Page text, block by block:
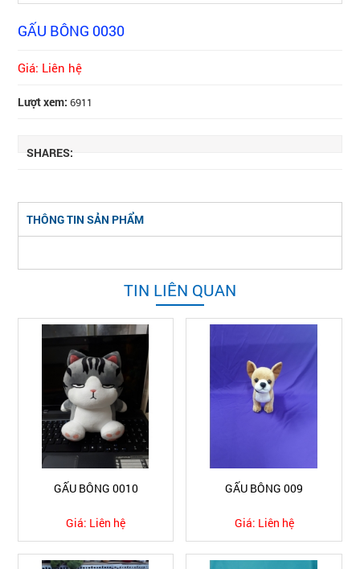
GẤU BÔNG 0030
Giá: Liên hệ
Lượt xem: 6911
SHARES:
THÔNG TIN SẢN PHẨM
TIN LIÊN QUAN
GẤU BÔNG 0010
Giá: Liên hệ
GẤU BÔNG 009
Giá: Liên hệ